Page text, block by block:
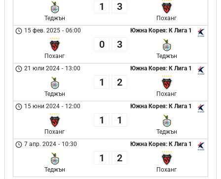
Теджън
1 3
Поханг
Южна Корея: К Лига 1
15 фев. 2025 - 06:00
Поханг
0 3
Теджън
Южна Корея: К Лига 1
21 юли 2024 - 13:00
Теджън
1 2
Поханг
Южна Корея: К Лига 1
15 юни 2024 - 12:00
Поханг
1 1
Теджън
Южна Корея: К Лига 1
7 апр. 2024 - 10:30
Теджън
1 2
Поханг